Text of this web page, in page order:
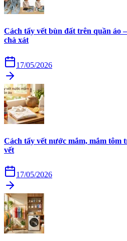
Cách tẩy vết bùn đất trên quần áo
chà xát
17/05/2026
Cách tẩy vết nước mắm, mắm
vết
17/05/2026